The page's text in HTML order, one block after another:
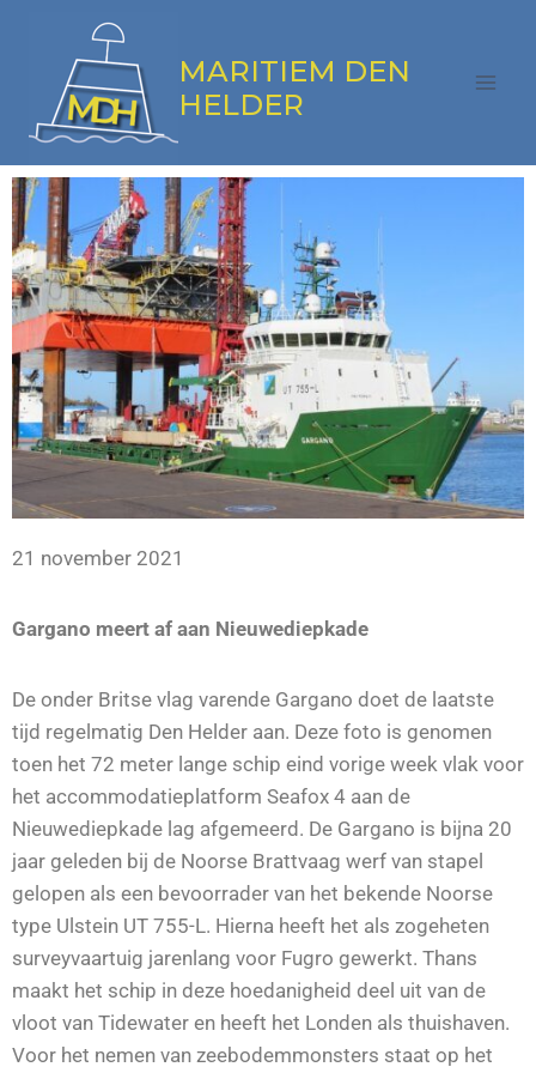
MARITIEM DEN
HELDER
21 november 2021
Gargano meert af aan Nieuwediepkade
De onder Britse vlag varende Gargano doet de laatste
tijd regelmatig Den Helder aan. Deze foto is genomen
toen het 72 meter lange schip eind vorige week vlak voor
het accommodatieplatform Seafox 4 aan de
Nieuwediepkade lag afgemeerd. De Gargano is bijna 20
jaar geleden bij de Noorse Brattvaag werf van stapel
gelopen als een bevoorrader van het bekende Noorse
type Ulstein UT 755-L. Hierna heeft het als zogeheten
surveyvaartuig jarenlang voor Fugro gewerkt. Thans
maakt het schip in deze hoedanigheid deel uit van de
vloot van Tidewater en heeft het Londen als thuishaven.
Voor het nemen van zeebodemmonsters staat op het